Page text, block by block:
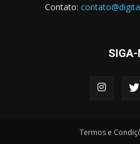
Contato:
SIGA-
Termos e